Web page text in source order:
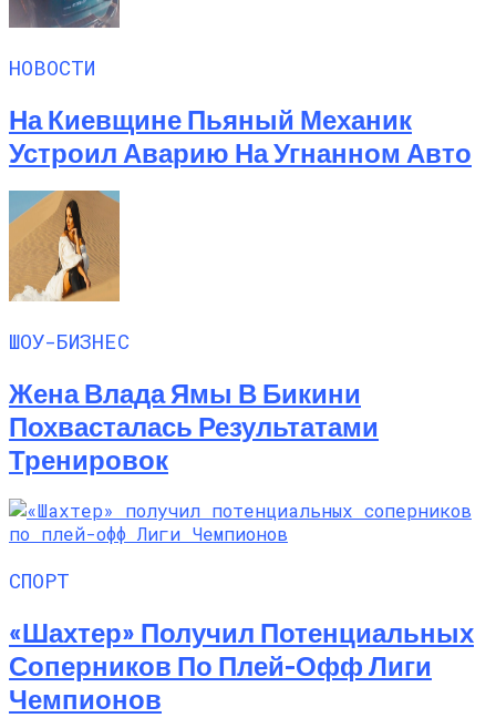
НОВОСТИ
На Киевщине Пьяный Механик
Устроил Аварию На Угнанном Авто
ШОУ-БИЗНЕС
Жена Влада Ямы В Бикини
Похвасталась Результатами
Тренировок
СПОРТ
«Шахтер» Получил Потенциальных
Соперников По Плей-Офф Лиги
Чемпионов